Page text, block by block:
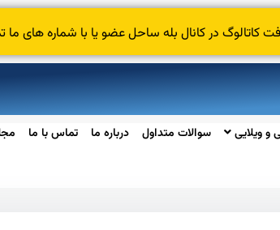
در کانال بله ساحل عضو یا با شماره های ما
و ویلایی سوالات متداول درباره ما تماس با ما